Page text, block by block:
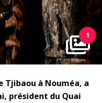
1
Tjibaou à Nouméa, a
président du Quai